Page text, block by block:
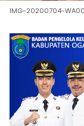
IMG-20200704-